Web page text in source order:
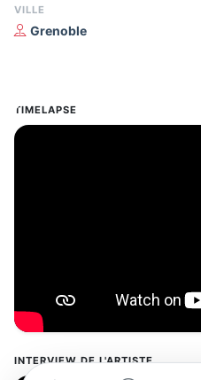
VILLE
Grenoble
TIMELAPSE
INTERVIEW DE L'ARTISTE